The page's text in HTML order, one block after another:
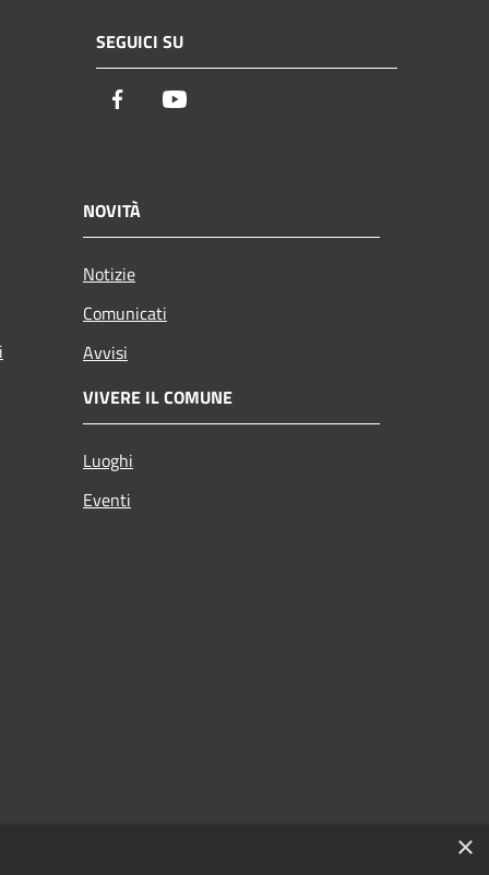
SEGUICI SU
Facebook
NOVITÀ
Notizie
Comunicati
Avvisi
VIVERE IL COMUNE
Luoghi
Eventi
×